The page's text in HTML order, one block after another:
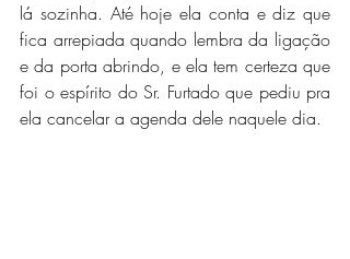
lá sozinha. Até hoje ela conta e diz que
fica arrepiada quando lembra da ligação
e da porta abrindo, e ela tem certeza que
foi o espírito do Sr. Furtado que pediu pra
ela cancelar a agenda dele naquele dia.